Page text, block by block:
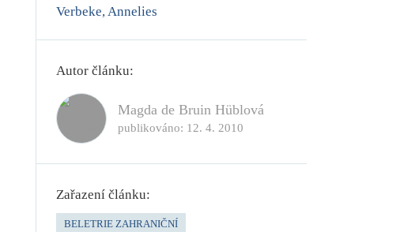
Verbeke, Annelies
Autor článku:
Magda de Bruin Hüblová
publikováno: 12. 4. 2010
Zařazení článku:
BELETRIE ZAHRANIČNÍ